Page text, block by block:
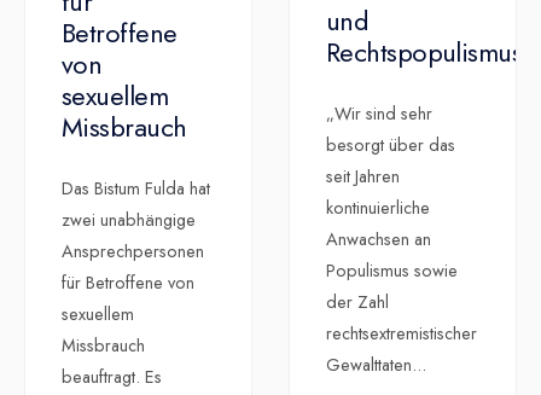
Betroffene
von
sexuellem
Missbrauch
Das Bistum Fulda hat
zwei unabhängige
Ansprechpersonen
für Betroffene von
sexuellem
Missbrauch
beauftragt. Es
und
Rechtspopulismus
„Wir sind sehr
besorgt über das
seit Jahren
kontinuierliche
Anwachsen an
Populismus sowie
der Zahl
rechtsextremistischer
Gewalttaten...